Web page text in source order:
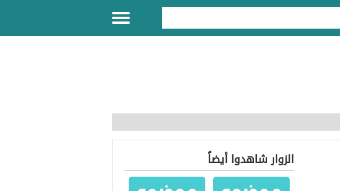
الزوار شاهدوا أيضاً